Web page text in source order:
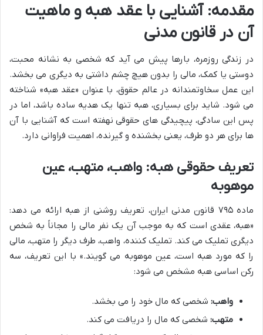
مقدمه: آشنایی با عقد هبه و ماهیت
آن در قانون مدنی
در زندگی روزمره، بارها پیش می آید که شخصی به نشانه محبت،
دوستی یا کمک، مالی را بدون هیچ چشم داشتی به دیگری می بخشد.
این عمل سخاوتمندانه در عالم حقوق، با عنوان «عقد هبه» شناخته
می شود. شاید برای بسیاری، هبه تنها یک هدیه ساده باشد، اما در
پس این سادگی، پیچیدگی های حقوقی نهفته است که آشنایی با آن
ها برای هر دو طرف، یعنی بخشنده و گیرنده، اهمیت فراوانی دارد.
تعریف حقوقی هبه: واهب، متهب، عین
موهوبه
ماده ۷۹۵ قانون مدنی ایران، تعریف روشنی از هبه ارائه می دهد:
«هبه، عقدی است که به موجب آن یک نفر مالی را مجاناً به شخص
دیگری تملیک می کند. تملیک کننده، واهب، طرف دیگر را متهب، مالی
را که مورد هبه است، عین موهوبه می گویند.» با این تعریف، سه
رکن اساسی هبه مشخص می شود:
واهب: شخصی که مال خود را می بخشد.
متهب: شخصی که مال را دریافت می کند.